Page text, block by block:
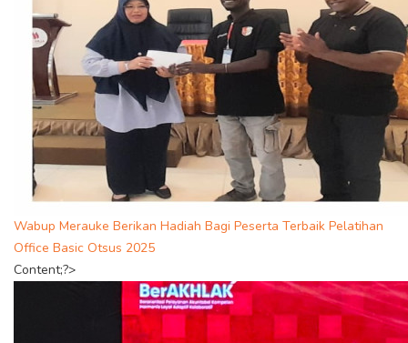
Wabup Merauke Berikan Hadiah Bagi Peserta Terbaik Pelatihan
Office Basic Otsus 2025
Content;?>